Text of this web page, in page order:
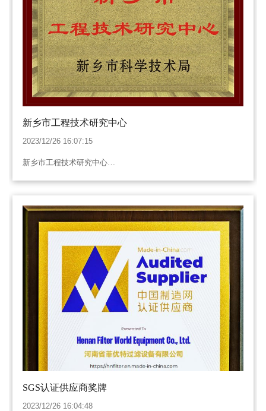
新乡市工程技术研究中心
2023/12/26 16:07:15
新乡市工程技术研究中心…
SGS认证供应商奖牌
2023/12/26 16:04:48